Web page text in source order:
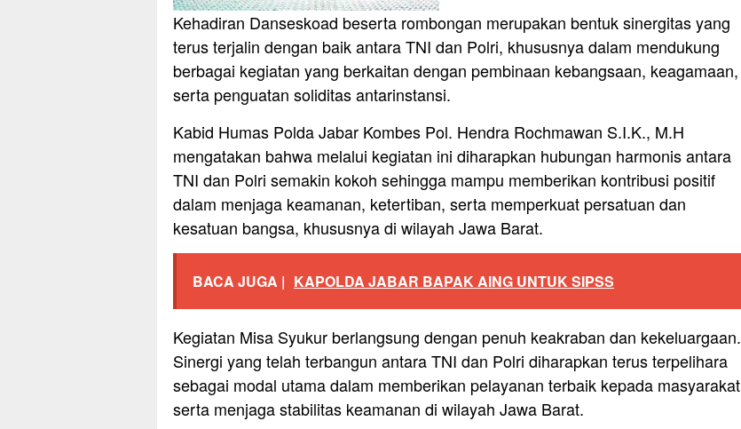
Kehadiran Danseskoad beserta rombongan merupakan bentuk sinergitas yang
terus terjalin dengan baik antara TNI dan Polri, khususnya dalam mendukung
berbagai kegiatan yang berkaitan dengan pembinaan kebangsaan, keagamaan,
serta penguatan soliditas antarinstansi.
Kabid Humas Polda Jabar Kombes Pol. Hendra Rochmawan S.I.K., M.H
mengatakan bahwa melalui kegiatan ini diharapkan hubungan harmonis antara
TNI dan Polri semakin kokoh sehingga mampu memberikan kontribusi positif
dalam menjaga keamanan, ketertiban, serta memperkuat persatuan dan
kesatuan bangsa, khususnya di wilayah Jawa Barat.
BACA JUGA | KAPOLDA JABAR BAPAK AING UNTUK SIPSS
Kegiatan Misa Syukur berlangsung dengan penuh keakraban dan kekeluargaan.
Sinergi yang telah terbangun antara TNI dan Polri diharapkan terus terpelihara
sebagai modal utama dalam memberikan pelayanan terbaik kepada masyarakat
serta menjaga stabilitas keamanan di wilayah Jawa Barat.